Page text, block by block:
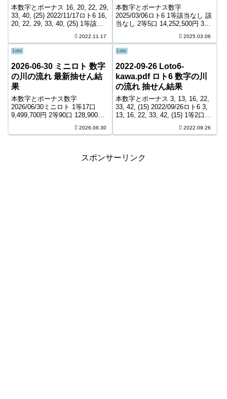
中! 242,964,451円
本数字とボーナス 16, 20, 22, 29,
33, 40, (25) 2022/11/17ロト6 16,
20, 22, 29, 33, 40, (25) 1等該当
18,222,900円 3等177口 444...
2022.11.17
283,712,254円
本数字とボーナス数字
2025/03/06ロト6 1等該当なし 該
当なし 2等5口 14,252,500円 3等
8,900円 5等151,824口 1,000円
キャリーオーバー 283,712...
2025.03.06
Loto
2026-06-30 ミニロト 数字
の川の流れ 最新抽せん結
果
本数字とボーナス数字
2026/06/30ミニロト 1等17口
9,499,700円 2等90口 128,900円
800円 ＊抽せんの結果は最終的
2026.06.30
Loto
2022-09-26 Loto6-
kawa.pdf ロト6 数字の川
の流れ 抽せん結果
本数字とボーナス 3, 13, 16, 22,
33, 42, (15) 2022/09/26ロト6 3,
13, 16, 22, 33, 42, (15) 1等2口
2022.09.26
スポンサーリンク